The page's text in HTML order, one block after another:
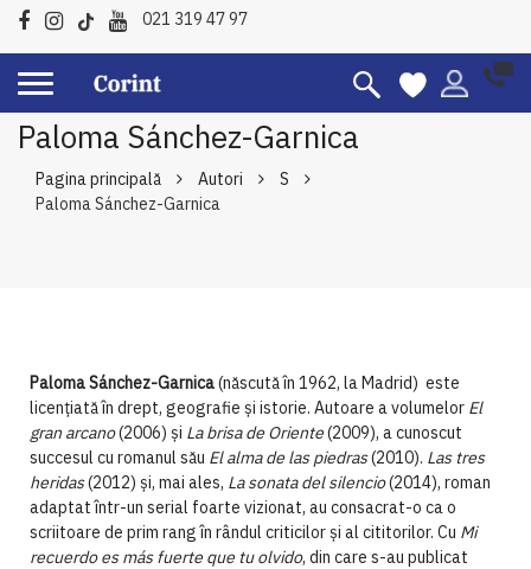
021 319 47 97
Paloma Sánchez-Garnica
Pagina principală Autori
S
Paloma Sánchez-Garnica
Paloma Sánchez-Garnica(născută în 1962, la Madrid) este
licențiată în drept, geografie și istorie. Autoare a volumelor El
gran arcano(2006) și La brisa de Oriente(2009), a cunoscut
succesul cu romanul său El alma de las piedras(2010). Las tres
heridas(2012) și, mai ales, La sonata del silencio(2014), roman
adaptat într-un serial foarte vizionat, au consacrat-o ca o
scriitoare de prim rang în rândul criticilor și al cititorilor. Cu Mi
recuerdo es más fuerte que tu olvido, din care s-au publicat